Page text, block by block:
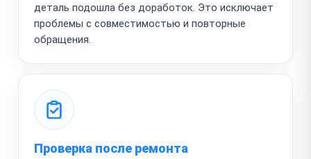
деталь подошла без доработок. Это исключает
проблемы с совместимостью и повторные
обращения.
Проверка после ремонта